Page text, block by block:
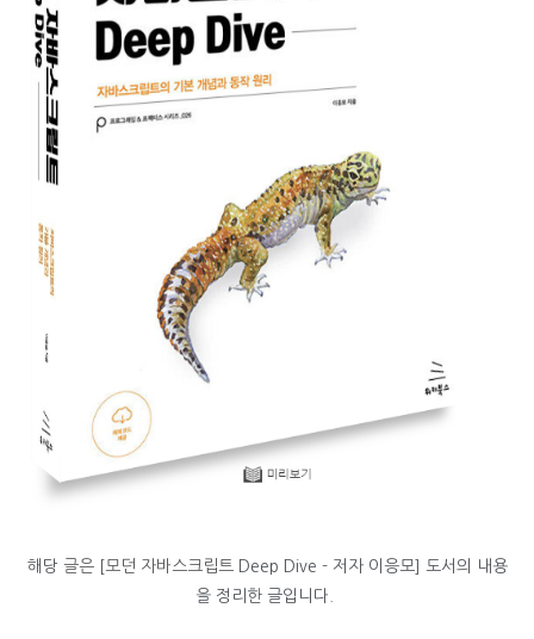
해당 글은[ 모던 자바스크립트Deep Dive - 저자 이응모] 도서의 내용
을 정리한 글입니다.